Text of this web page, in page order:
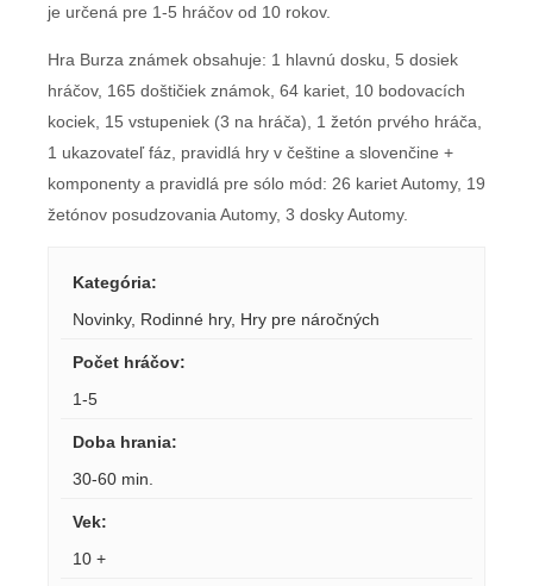
je určená pre 1-5 hráčov od 10 rokov.
Hra Burza známek obsahuje: 1 hlavnú dosku, 5 dosiek
hráčov, 165 doštičiek známok, 64 kariet, 10 bodovacích
kociek, 15 vstupeniek (3 na hráča), 1 žetón prvého hráča,
1 ukazovateľ fáz, pravidlá hry v češtine a slovenčine +
komponenty a pravidlá pre sólo mód: 26 kariet Automy, 19
žetónov posudzovania Automy, 3 dosky Automy.
Kategória:
Novinky, Rodinné hry, Hry pre náročných
Počet hráčov:
1-5
Doba hrania:
30-60 min.
Vek:
10 +